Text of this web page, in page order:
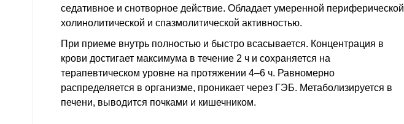
седативное и снотворное действие. Обладает умеренной периферической
холинолитической и спазмолитической активностью.
При приеме внутрь полностью и быстро всасывается. Концентрация в
крови достигает максимума в течение 2 ч и сохраняется на
терапевтическом уровне на протяжении 4–6 ч. Равномерно
распределяется в организме, проникает через ГЭБ. Метаболизируется в
печени, выводится почками и кишечником.